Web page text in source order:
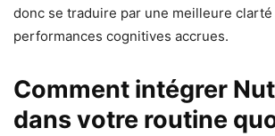
donc se traduire par une meilleure
performances cognitives accrues.
Comment intégrer
dans votre routine